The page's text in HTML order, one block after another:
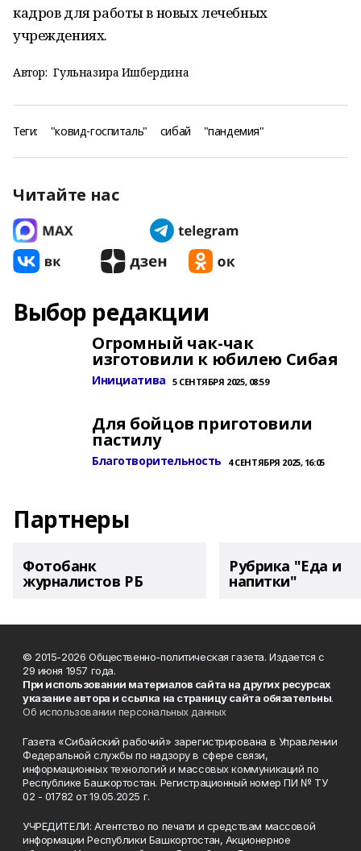
кадров для работы в новых лечебных
учреждениях.
Автор: Гульназира Ишбердина
Теги: "ковид-госпиталь" сибай "пандемия"
Читайте нас
Выбор редакции
Огромный чак-чак
изготовили к юбилею Сибая
Инициатива 5 СЕНТЯБРЯ 2025, 08:59
Для бойцов приготовили
пастилу
Благотворительность 4 СЕНТЯБРЯ 2025, 16:05
Партнеры
Фотобанк
журналистов РБ
Рубрика "Еда и
напитки"
© 2015-2026 Общественно-политическая газета. Издается с
29 июня 1957 года.
При использовании материалов сайта на других ресурсах
указание автора и ссылка на страницу сайта обязательны.
Об использовании персональных данных
Газета «Сибайский рабочий» зарегистрирована в Управлении
Федеральной службы по надзору в сфере связи,
информационных технологий и массовых коммуникаций по
Республике Башкортостан. Регистрационный номер ПИ № ТУ
02 - 01782 от 19.05.2025 г.
УЧРЕДИТЕЛИ: Агентство по печати и средствам массовой
информации Республики Башкортостан, Акционерное